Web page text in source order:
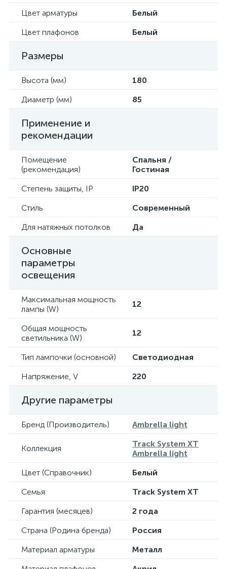
Цвет арматуры
Белый
Цвет плафонов
Белый
Размеры
Высота (мм)
180
Диаметр (мм)
85
Применение и
рекомендации
Помещение
(рекомендация)
Спальня /
Гостиная
Степень защиты, IP
IP20
Стиль
Современный
Для натяжных потолков
Да
Основные
параметры
освещения
Максимальная мощность
лампы (W)
12
Общая мощность
светильника (W)
12
Тип лампочки (основной)
Светодиодная
Напряжение, V
220
Другие параметры
Бренд (Производитель) Ambrella light
Коллекция
Track System XT
Ambrella light
Цвет (Справочник)
Белый
Семья
Track System XT
Гарантия (месяцев)
2 года
Страна (Родина бренда)
Россия
Материал арматуры
Металл